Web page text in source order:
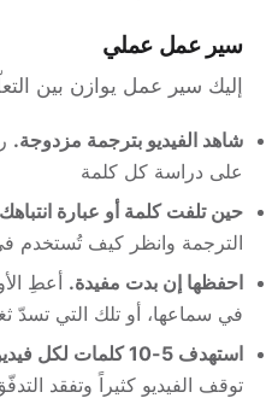
سير عمل عملي
إليك سير عمل يوازن بين
شاهد الفيديو بترجمة مزدوجة.
على دراسة كل كلمة
حين تلفت كلمة أو عبارة
الترجمة وانظر كيف تُستخدم
احفظها إن بدت مفيدة. أعطِ
في سماعها، أو تلك التي تسدّ
استهدف 5-10 كلمات لكل فيديو.
توقف الفيديو كثيراً وتفقد